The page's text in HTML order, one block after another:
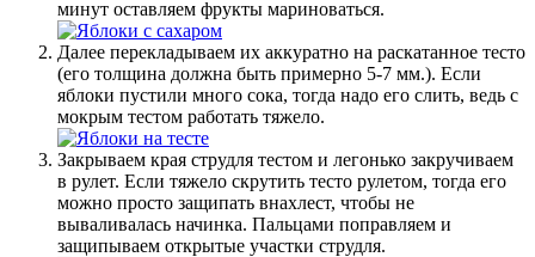
минут оставляем фрукты мариноваться.
Далее перекладываем их аккуратно на раскатанное тесто
(его толщина должна быть примерно 5-7 мм.). Если
яблоки пустили много сока, тогда надо его слить, ведь с
мокрым тестом работать тяжело.
Закрываем края струдля тестом и легонько закручиваем
в рулет. Если тяжело скрутить тесто рулетом, тогда его
можно просто защипать внахлест, чтобы не
вываливалась начинка. Пальцами поправляем и
защипываем открытые участки струдля.